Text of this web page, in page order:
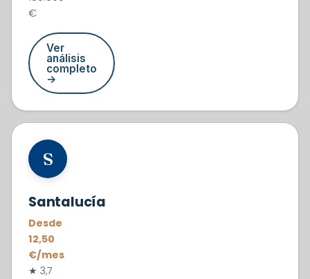
€
Ver
análisis
completo
→
#3
S
Santalucía
Desde
12,50
€/mes
★ 3,7